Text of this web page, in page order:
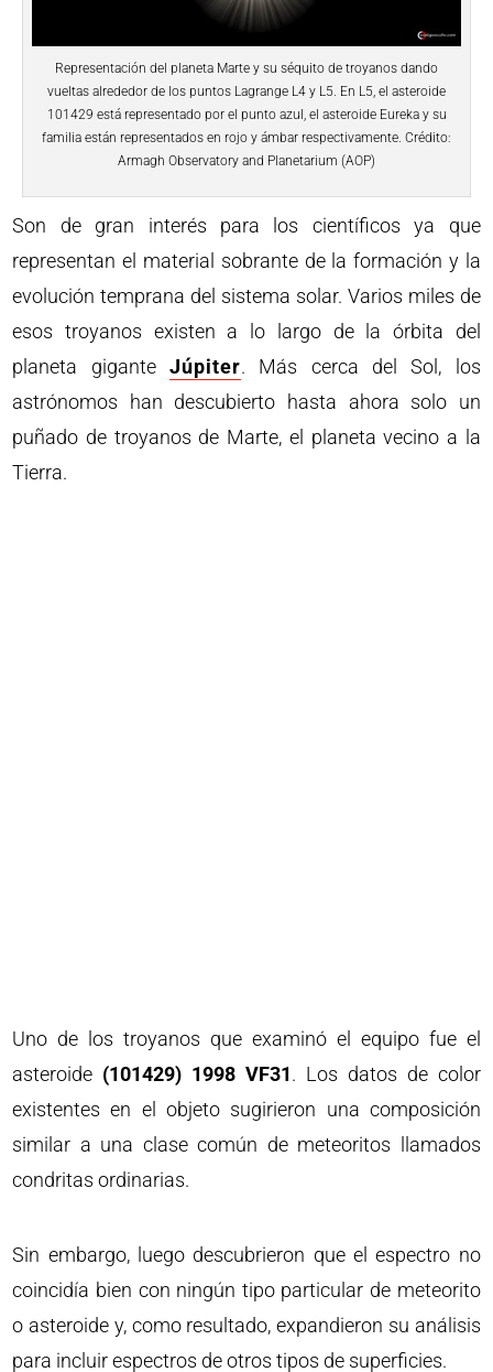
Representación del planeta Marte y su séquito de troyanos dando
vueltas alrededor de los puntos Lagrange L4 y L5. En L5, el asteroide
101429 está representado por el punto azul, el asteroide Eureka y su
familia están representados en rojo y ámbar respectivamente. Crédito:
Armagh Observatory and Planetarium (AOP)
Son de gran interés para los científicos ya que
representan el material sobrante de la formación y la
evolución temprana del sistema solar. Varios miles de
esos troyanos existen a lo largo de la órbita del
planeta gigante Júpiter. Más cerca del Sol, los
astrónomos han descubierto hasta ahora solo un
puñado de troyanos de Marte, el planeta vecino a la
Tierra.
Uno de los troyanos que examinó el equipo fue el
asteroide (101429) 1998 VF31. Los datos de color
existentes en el objeto sugirieron una composición
similar a una clase común de meteoritos llamados
condritas ordinarias.
Sin embargo, luego descubrieron que el espectro no
coincidía bien con ningún tipo particular de meteorito
o asteroide y, como resultado, expandieron su análisis
para incluir espectros de otros tipos de superficies.